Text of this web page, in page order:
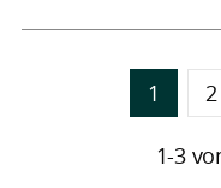
1 2
1-3